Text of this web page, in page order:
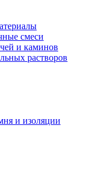
смеси
и каминов
растворов
и изоляции